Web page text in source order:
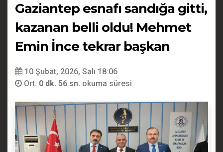
Gaziantep esnafı sandığa gitti,
kazanan belli oldu! Mehmet
Emin İnce tekrar başkan
10 Şubat, 2026, Salı 18:06
Ort. 0 dk. 56 sn. okuma süresi